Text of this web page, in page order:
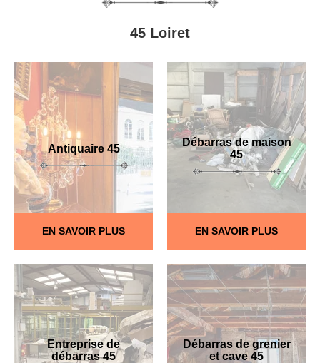
45 Loiret
Antiquaire 45
EN SAVOIR PLUS
Débarras de maison
45
EN SAVOIR PLUS
Entreprise de
débarras 45
Débarras de grenier
et cave 45